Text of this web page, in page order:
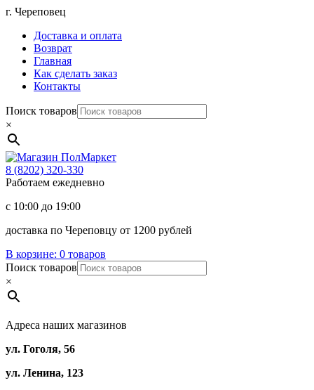
Перейти
содержимому
г. Череповец
Доставка и оплата
Возврат
Главная
Как сделать заказ
Контакты
Поиск товаров
×
Магазин
8 (8202) 320-330
Работаем ежедневно
с 10:00 до 19:00
доставка по Череповцу от 1200 рублей
В корзине: 0 товаров
Поиск товаров
×
Адреса наших магазинов
ул. Гоголя, 56
ул. Ленина, 123